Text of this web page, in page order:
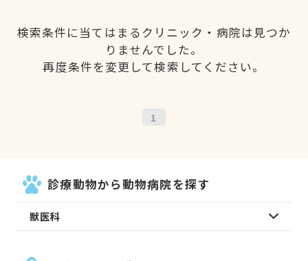
検索条件に当てはまるクリニック・病院は見つか
りませんでした。
再度条件を変更して検索してください。
1
診療動物から動物病院を探す
獣医科